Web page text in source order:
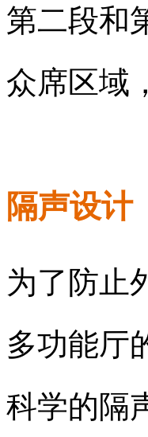
第二段和
众席区域
隔声设计
为了防止
多功能厅
科学的隔